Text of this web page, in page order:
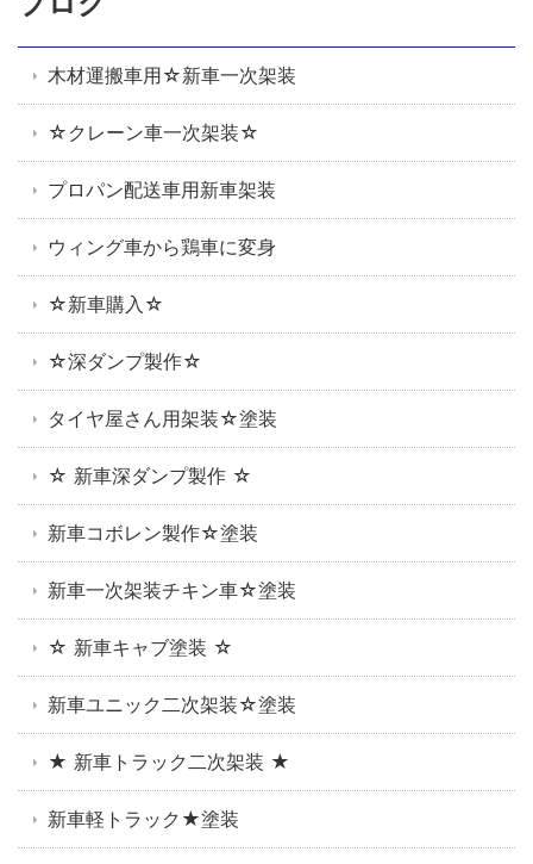
木材運搬車用☆新車一次架装
☆クレーン車一次架装☆
プロパン配送車用新車架装
ウィング車から鶏車に変身
☆新車購入☆
☆深ダンプ製作☆
タイヤ屋さん用架装☆塗装
☆ 新車深ダンプ製作 ☆
新車コボレン製作☆塗装
新車一次架装チキン車☆塗装
☆ 新車キャブ塗装 ☆
新車ユニック二次架装☆塗装
★ 新車トラック二次架装 ★
新車軽トラック★塗装